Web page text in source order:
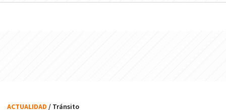
ACTUALIDAD / Tránsito